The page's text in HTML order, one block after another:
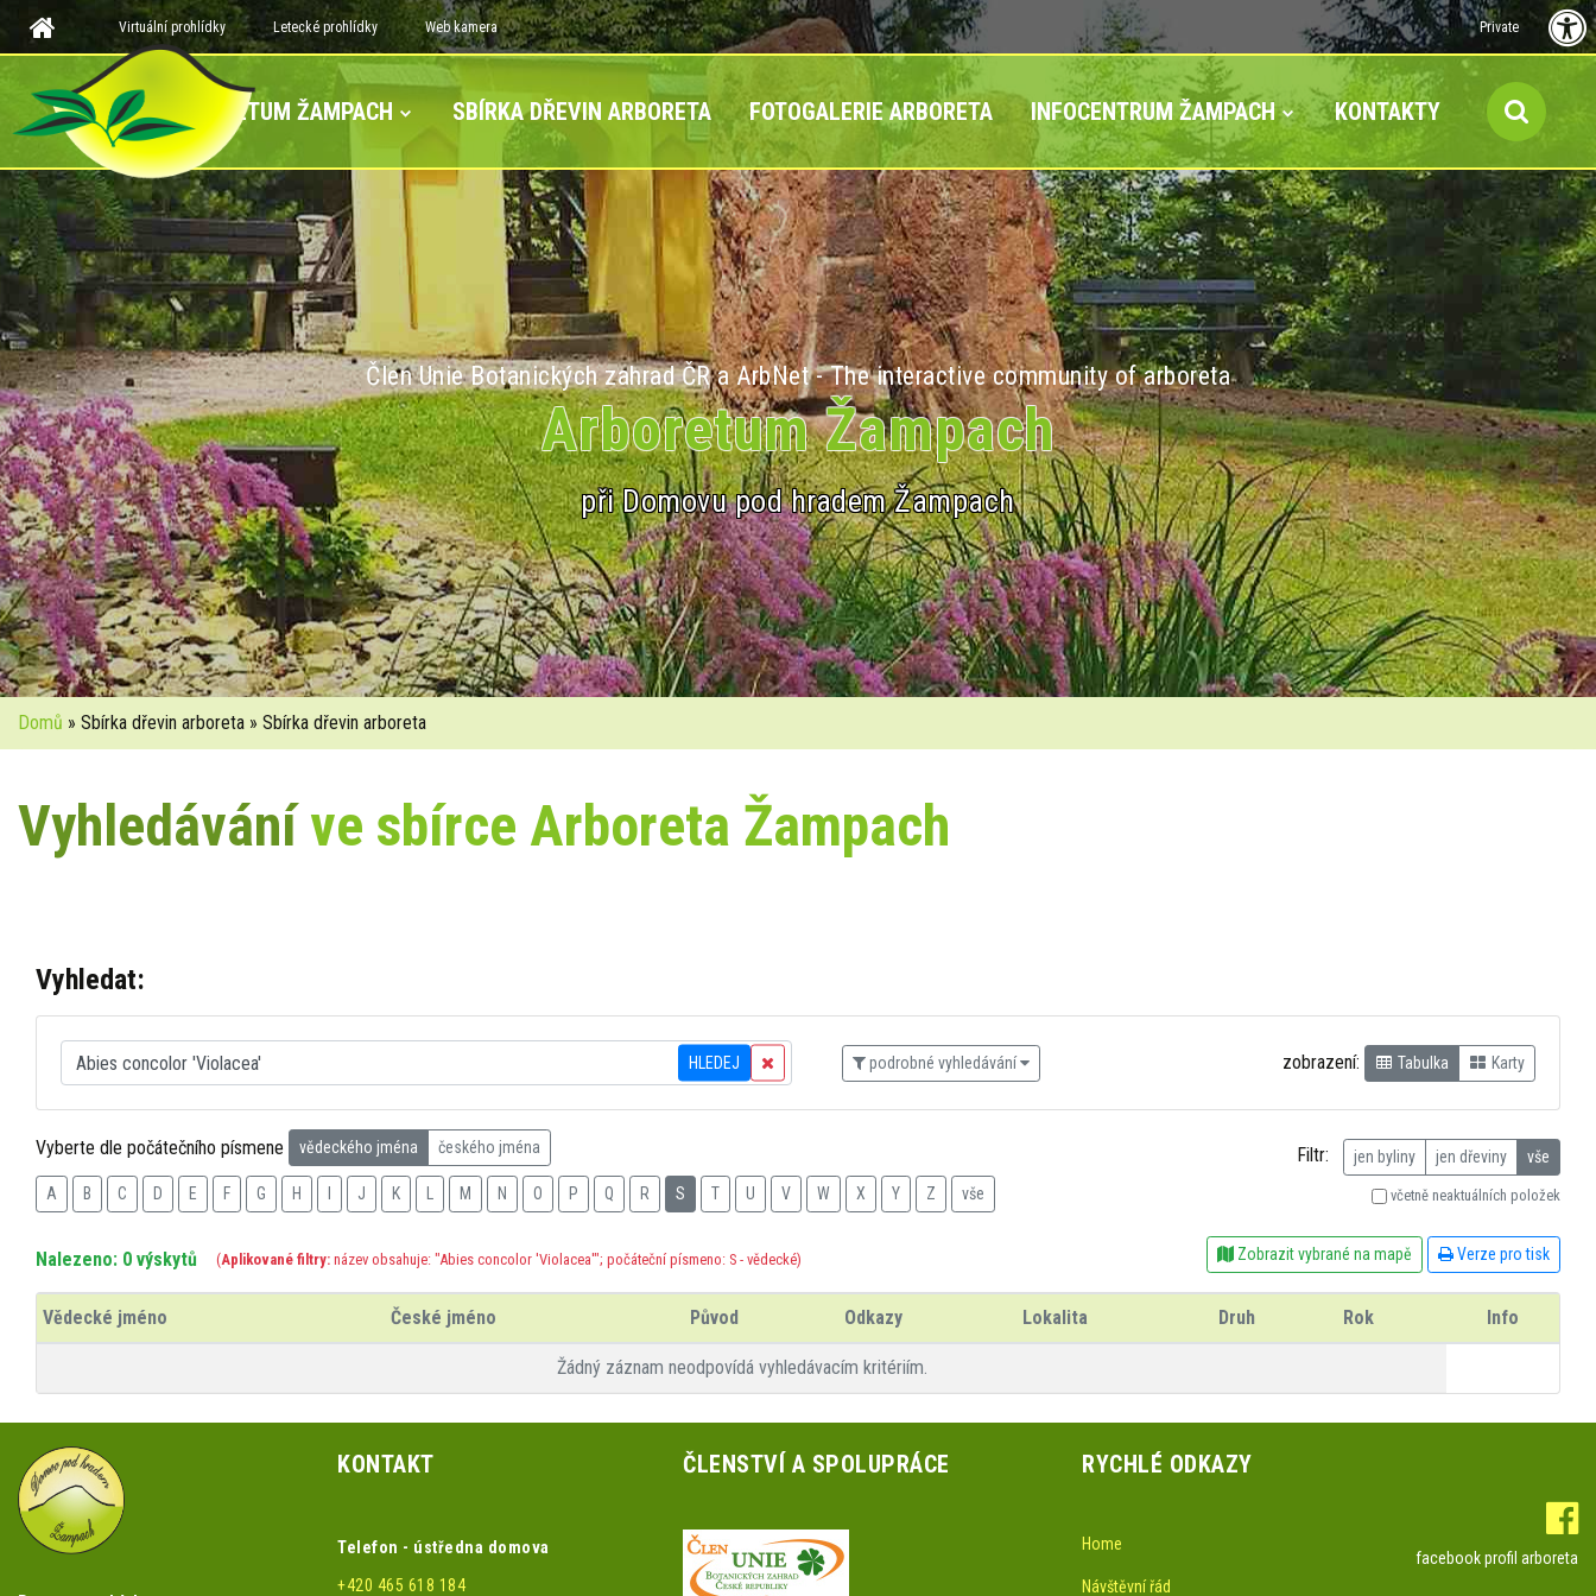
Virtuální prohlídky Letecké prohlídky Web kamera Private
ARBORETUM ŽAMPACH SBÍRKA DŘEVIN ARBORETA FOTOGALERIE ARBORETA INFOCENTRUM ŽAMPACH KONTAKTY
Člen Unie Botanických zahrad ČR a ArbNet - The interactive community of arboreta
Arboretum Žampach
při Domovu pod hradem Žampach
Domů » Sbírka dřevin arboreta » Sbírka dřevin arboreta
Vyhledáváníve sbírce Arboreta Žampach
Vyhledat:
HLEDEJ podrobné vyhledávání zobrazení: Tabulka Karty
Vyberte dle počátečního písmene vědeckého jména českého jména
A B C D E F G H J K M N O P Q R S T U V W X Y Z vše
Filtr: jen byliny jen dřeviny vše
včetně neaktuálních položek
Nalezeno: 0 výskytů (Aplikované filtry: název obsahuje: "Abies concolor 'Violacea'"; počáteční písmeno: S - vědecké) Zobrazit vybrané na mapě Verze pro tisk
Vědecké jméno České jméno Původ Odkazy Lokalita Druh Rok Info
Žádný záznam neodpovídá vyhledávacím kritériím.
KONTAKT
Telefon - ústředna domova
+420 465 618 184
ČLENSTVÍ A SPOLUPRÁCE RYCHLÉ ODKAZY
Home
Návštěvní řád
facebook profil arboreta